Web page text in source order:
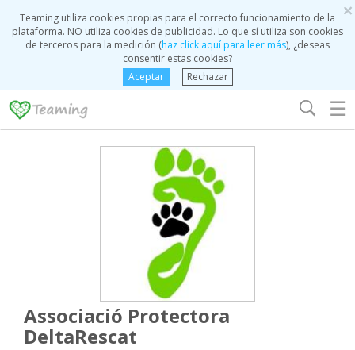
×
Teaming utiliza cookies propias para el correcto funcionamiento de la
plataforma. NO utiliza cookies de publicidad. Lo que sí utiliza son cookies
de terceros para la medición (haz click aquí para leer más), ¿deseas
consentir estas cookies?
Aceptar
Rechazar
☰
Associació Protectora
DeltaRescat